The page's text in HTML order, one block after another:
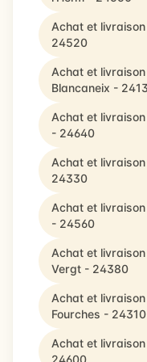
Achat et
24520
Achat et
Blancaneix -
Achat et
- 24640
Achat et
24330
Achat et
- 24560
Achat et
Vergt - 24380
Achat et
Fourches - 24310
Achat et
24600